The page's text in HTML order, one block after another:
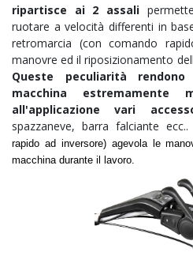
ripartisce ai 2 assali
ruotare a velocità differenti in
retromarcia (con comando
manovre ed il riposizionamento
Queste peculiarità
macchina estremamente
all'applicazione vari
spazzaneve, barra falciante ecc..
rapido ad inversore) agevola le
macchina durante il lavoro.